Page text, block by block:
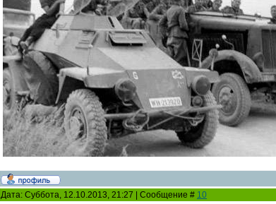
Дата: Суббота, 12.10.2013, 21:27 | Сообщение # 10